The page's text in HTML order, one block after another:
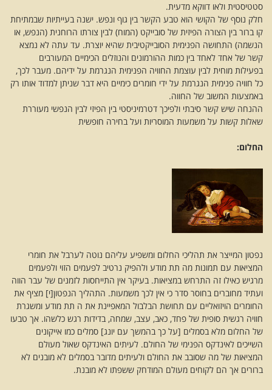
סטטיסטית ולאו דווקא מדעית.
חלק נוסף של הקושי הוא טבע הקשר בין גוף ונפש. ישנה בעייתיות שבמתיחת
קו ברור בין הצורה הפיזית של סובייקט (המוח) לבין צורתו הרוחנית (הנפש, או
הנשמה) התחושה הפנימית הסובייקטיבית שהיא יוצרת. עד עתה לא נמצא
קשר של אחד לאחד בין כמות ההורמונים והנוזלים הכימיים המעורבים
בפעילות מוחית לבין עוצמת החוויה הפנימית הנגרמת על ידיהם. מעבר לכך,
כל חוויה פנימית הנגרמת על ידי חומרים כימיים היא דבר שניתן למדוד אותו רק
באמצעות המשוב של החווה.
ההנחה שיש קשר סיבתי ולפיכך דטרמיניסטי בין הפיזי לבין הנפשי מעוררת
שאלות קשות על משמעות המוסריות ועל בחירה חופשית
החלום:
נפטון המייצר את תהליכי החלום ומשפיע עליהם נוטה לערבל את חומרי
המציאות עם תמונות מה תת מודע ולהפיק נרטיב לפעמים הזוי ולפעמים
מרגיש כאילו זה התרחש במציאות. בעיקר אין התייחסות לזמנים של עבר הווה
ועתיד מחוברים בחוסר סדר כי אין לכך משמעות. התהליך הנפטון[י] מציף את
החומרים הויזואליים עם תחושת הבלבול המאפיינת את ה תת מודע ומשגרת
חוויה רגשית סופית של פחד, כאב, עצב, שמחה, בדידות רגש כלשהו. אך טבעו
של החלום מלא בסמלים [על כך בהמשך עם יונג] סמלים כמו אייקונים
השייכים לאינדקס הפנימי של החולם. לעיתים האינדקס שאול מעולם
המציאות של מה שסובב את החולם ולעיתים מדובר בסמלים לא מובנים לא
ברורים אך הם לקוחים מעולם המודחק ששפתו לא מובנת.